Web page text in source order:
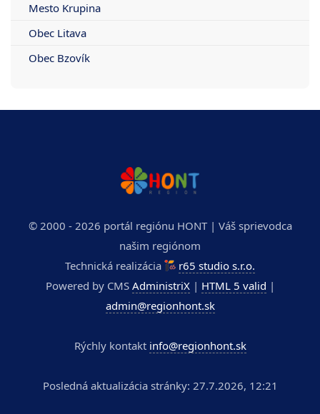
Mesto Krupina
Obec Litava
Obec Bzovík
© 2000 - 2026 portál regiónu HONT | Váš sprievodca
našim regiónom
Technická realizácia
r65 studio s.r.o.
Powered by CMS AdministriX| HTML 5 valid |
admin@regionhont.sk
Rýchly kontakt info@regionhont.sk
Posledná aktualizácia stránky: 27.7.2026, 12:21